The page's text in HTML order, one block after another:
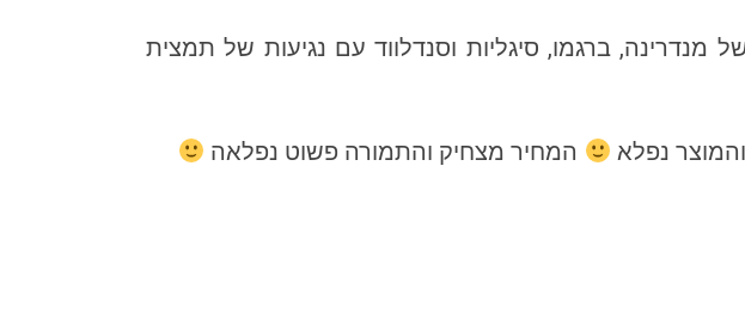
מנדרינה, ברגמו, סיגליות וסנדלווד עם נגיעות של תמצית
נפלא המחיר מצחיק והתמורה פשוט נפלאה